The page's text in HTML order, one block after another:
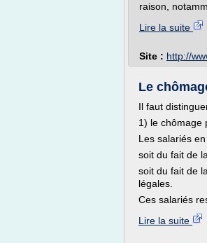
raison,
Lire la suite
Site : http://
Le
Il faut
1) le chômage
Les salariés
soit du fait de
soit du fait de
légales.
Ces salariés
Lire la suite